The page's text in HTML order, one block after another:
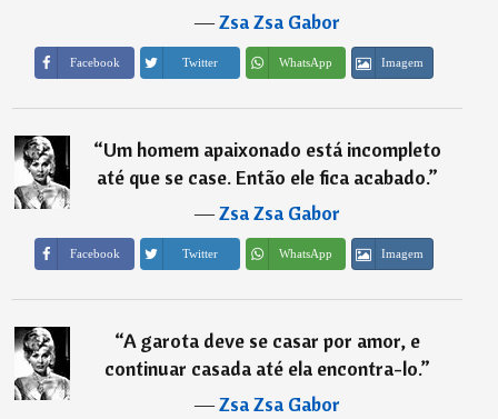
―Zsa Zsa Gabor
Facebook Twitter WhatsApp Imagem
“Um homem apaixonado está incompleto
até que se case. Então ele fica acabado.”
―Zsa Zsa Gabor
Facebook Twitter WhatsApp Imagem
“A garota deve se casar por amor, e
continuar casada até ela encontra-lo.”
―Zsa Zsa Gabor